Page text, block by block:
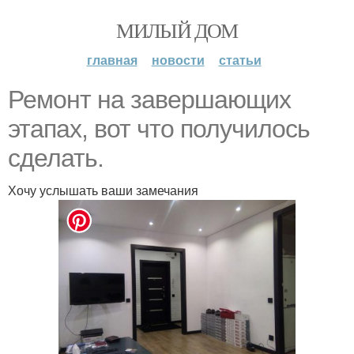
МИЛЫЙ ДОМ
главная новости статьи
Ремонт на завершающих
этапах, вот что получилось
сделать.
Хочу услышать ваши замечания